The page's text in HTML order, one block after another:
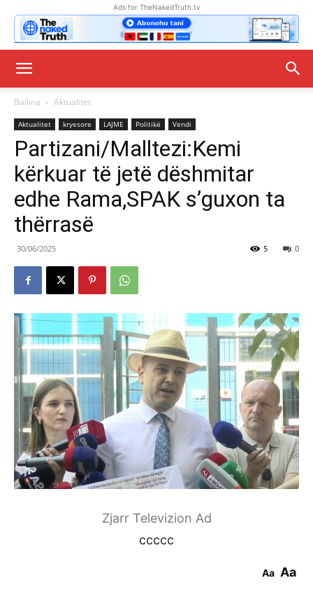
Ads for TheNakedTruth.tv
Ballina Aktualitet
Aktualitet kryesore LAJME Politikë Vendi
Partizani/Malltezi:Kemi
kërkuar të jetë dëshmitar
edhe Rama,SPAK s’guxon ta
thërrasë
30/06/2025 0
5
Zjarr Televizion Ad
ccccc
Aa Aa